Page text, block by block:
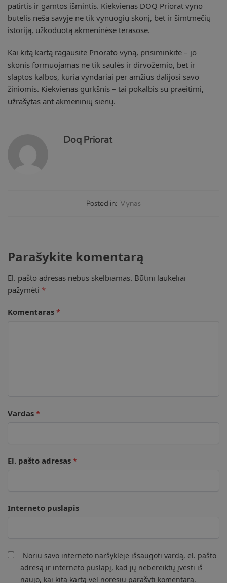
patirtis ir gamtos išmintis. Kiekvienas DOQ Priorat vyno
butelis neša savyje ne tik vynuogių skonį, bet ir šimtmečių
istoriją, užkoduotą akmeninėse terasose.
Kai kitą kartą ragausite Priorato vyną, prisiminkite – jo
skonis formuojamas ne tik saulės ir dirvožemio, bet ir
slaptos kalbos, kuria vyndariai per amžius dalijosi savo
žiniomis. Kiekvienas gurkšnis – tai pokalbis su praeitimi,
užrašytas ant akmeninių sienų.
Doq Priorat
Posted in: Vynas
Parašykite komentarą
El. pašto adresas nebus skelbiamas. Būtini laukeliai
pažymėti *
Komentaras *
Vardas *
El. pašto adresas *
Interneto puslapis
Noriu savo interneto naršyklėje išsaugoti vardą, el. pašto
adresą ir interneto puslapį, kad jų nebereiktų įvesti iš
naujo, kai kitą kartą vėl norėsiu parašyti komentarą.